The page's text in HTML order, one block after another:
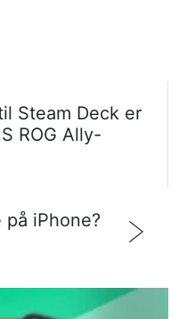
Steam Deck er
ROG Ally-
iPhone?